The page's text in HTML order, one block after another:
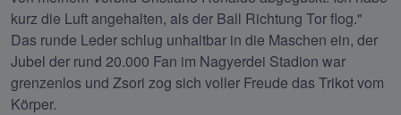
kurz die Luft angehalten, als der Ball Richtung Tor flog."
Das runde Leder schlug unhaltbar in die Maschen ein, der
Jubel der rund 20.000 Fan im Nagyerdei Stadion war
grenzenlos und Zsori zog sich voller Freude das Trikot vom
Körper.